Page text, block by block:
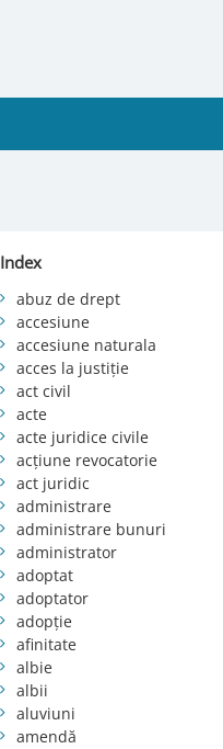
Index
abuz de drept
accesiune
accesiune naturala
acces la justiție
act civil
acte
acte juridice civile
acțiune revocatorie
act juridic
administrare
administrare bunuri
administrator
adoptat
adoptator
adopție
afinitate
albie
albii
aluviuni
amendă